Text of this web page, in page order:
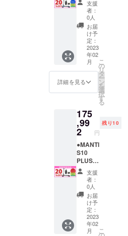
同意し
ます。
↑ ↑ ↑ ↑
↑ ↑ ↑ ↑
「当電
動キッ
クボー
ドは、
原動機
付自転
車（原
付1種）
である
という
ことを
理解し
で、道
路交通
法を
守って
安全に
乗りま
す」 上
記2点に
ついて
同意し
ます。
↑ ↑ ↑ ↑
↑ ↑ ↑ ↑
プロ
ジェク
トの 支
援者 で
ある私
は、事
前にナ
ンバー
プレー
ト登録
と、自
賠責保
入し、
実行者
へ確認
写真を
送付し
ます」
「当電
動キッ
クボー
ドは、
原動機
付自転
車（原
付1種）
である
という
をお読
みいた
だき、
ご理解
の上、
ご同意
される
場合
は、下
記の文
章を
【備考
コピー
＆ペー
ストし
てくだ
さい。
↓ ↓ ↓ ↓
↓ ↓ ↓ ↓
↓ 「当
プロ
ジェク
トの 支
援者 で
ある私
は、事
前にナ
ンバー
※ 【備
考欄】
の記載
がない
と支援
ができ
ませ
ん。ま
た製品
をお送
りする
ことが
せん。
個人情
報は厳
守いた
しま
す。
※ 下記
の文章
をお読
みいた
だき、
ご理解
の上、
ご同意
される
場合
＝＝＝
＝＝ ＜
MANTI
S10
PLUSに
興味を
持ちご
支援い
ただけ
る方
へ、下
記を必
みくだ
さい＞
MANTI
S10
PLUSは
公道仕
様の電
動キッ
クボー
ドで
す。法
律上、
原動機
付自転
車（原
付1種）
セッ
ト：1個
※ナン
バープ
レート
登録に
必要な
原動機
付自転
車販売
証明書
は、
式でご
登録の
メール
アドレ
ス宛に
お送り
いたし
ます。
＝＝＝
＝＝ ＜
MANTI
S10
PLUSに
興味を
持ちご
支援い
縄県・
離島に
なる場
合は、
追加送
料が必
要で
す。配
送オプ
ション
を必ず
ご購入
い。
レッド/
標準タ
イヤ ：
1台 撥
水バッ
グ ：1
個 レン
チセッ
ト：1個
※ナン
バープ
レート
登録に
必要な
原動機
20％OF
Ready
Pack
【各色
限定10
台】 販
売予定
価格
￥219,9
90（税
→
￥175,9
92（税
込・送
料込）
※発送先
が北海
道・沖
縄県・
離島に
なる場
合は、
追加送
料が必
要で
す。配
支援
者：
0人
お届
け予
定：
2023
年02
月
詳細を見る
こ
の
リ
タ
ー
ン
を
選
択
す
る
175
,99
2 円
残り10
●MANTI
S10
PLUS
＜
20％OF
Ready
Pack
【各色
限定10
台】 販
支援
者：
0人
お届
け予
定：
2023
年02
月
こ